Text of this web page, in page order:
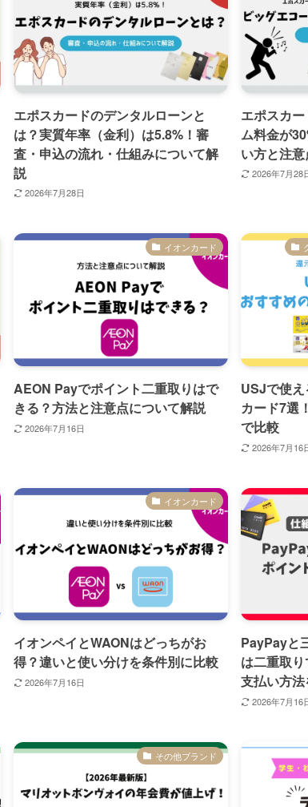
エポスカードのデンタルローンと
は？実質年率（金利）は5.8%！審
査・申込の流れ・仕組みについて解
説
2026年7月28日
エポスカ
ム料金が
い方と注意
2026年7月28
イオンカード
AEON Payでポイント二重取りはで
きる？方法と注意点について解説
2026年7月16日
USJで使
カード7選
で比較
2026年7月16
イオンカード
イオンペイとWAONはどっちがお
得？違いと使い分けを条件別に比較
2026年7月16日
PayPayと
は二重取
支払い方
2026年7月16
その他ブランド